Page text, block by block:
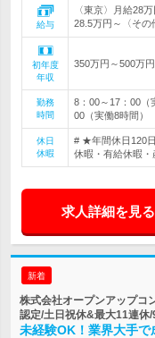
給与
〈東京〉月給28
28.5万円～〈そ
初年度
年収
350万円～500万円
勤務
時間
8：00～17：00（
00（実働8時間）
休日
休暇
# ★年間休日120
休暇・有給休暇
求人詳細を見る
新着
株式会社オープンアップコ
認定/土日祝休&最大11連休
未経験OK！業界大手